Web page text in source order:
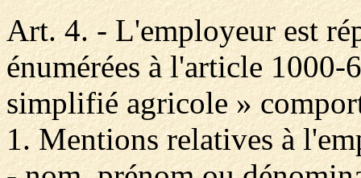
Art. 4. - L'employeur est
énumérées à l'article
simplifié agricole »
1. Mentions relatives à